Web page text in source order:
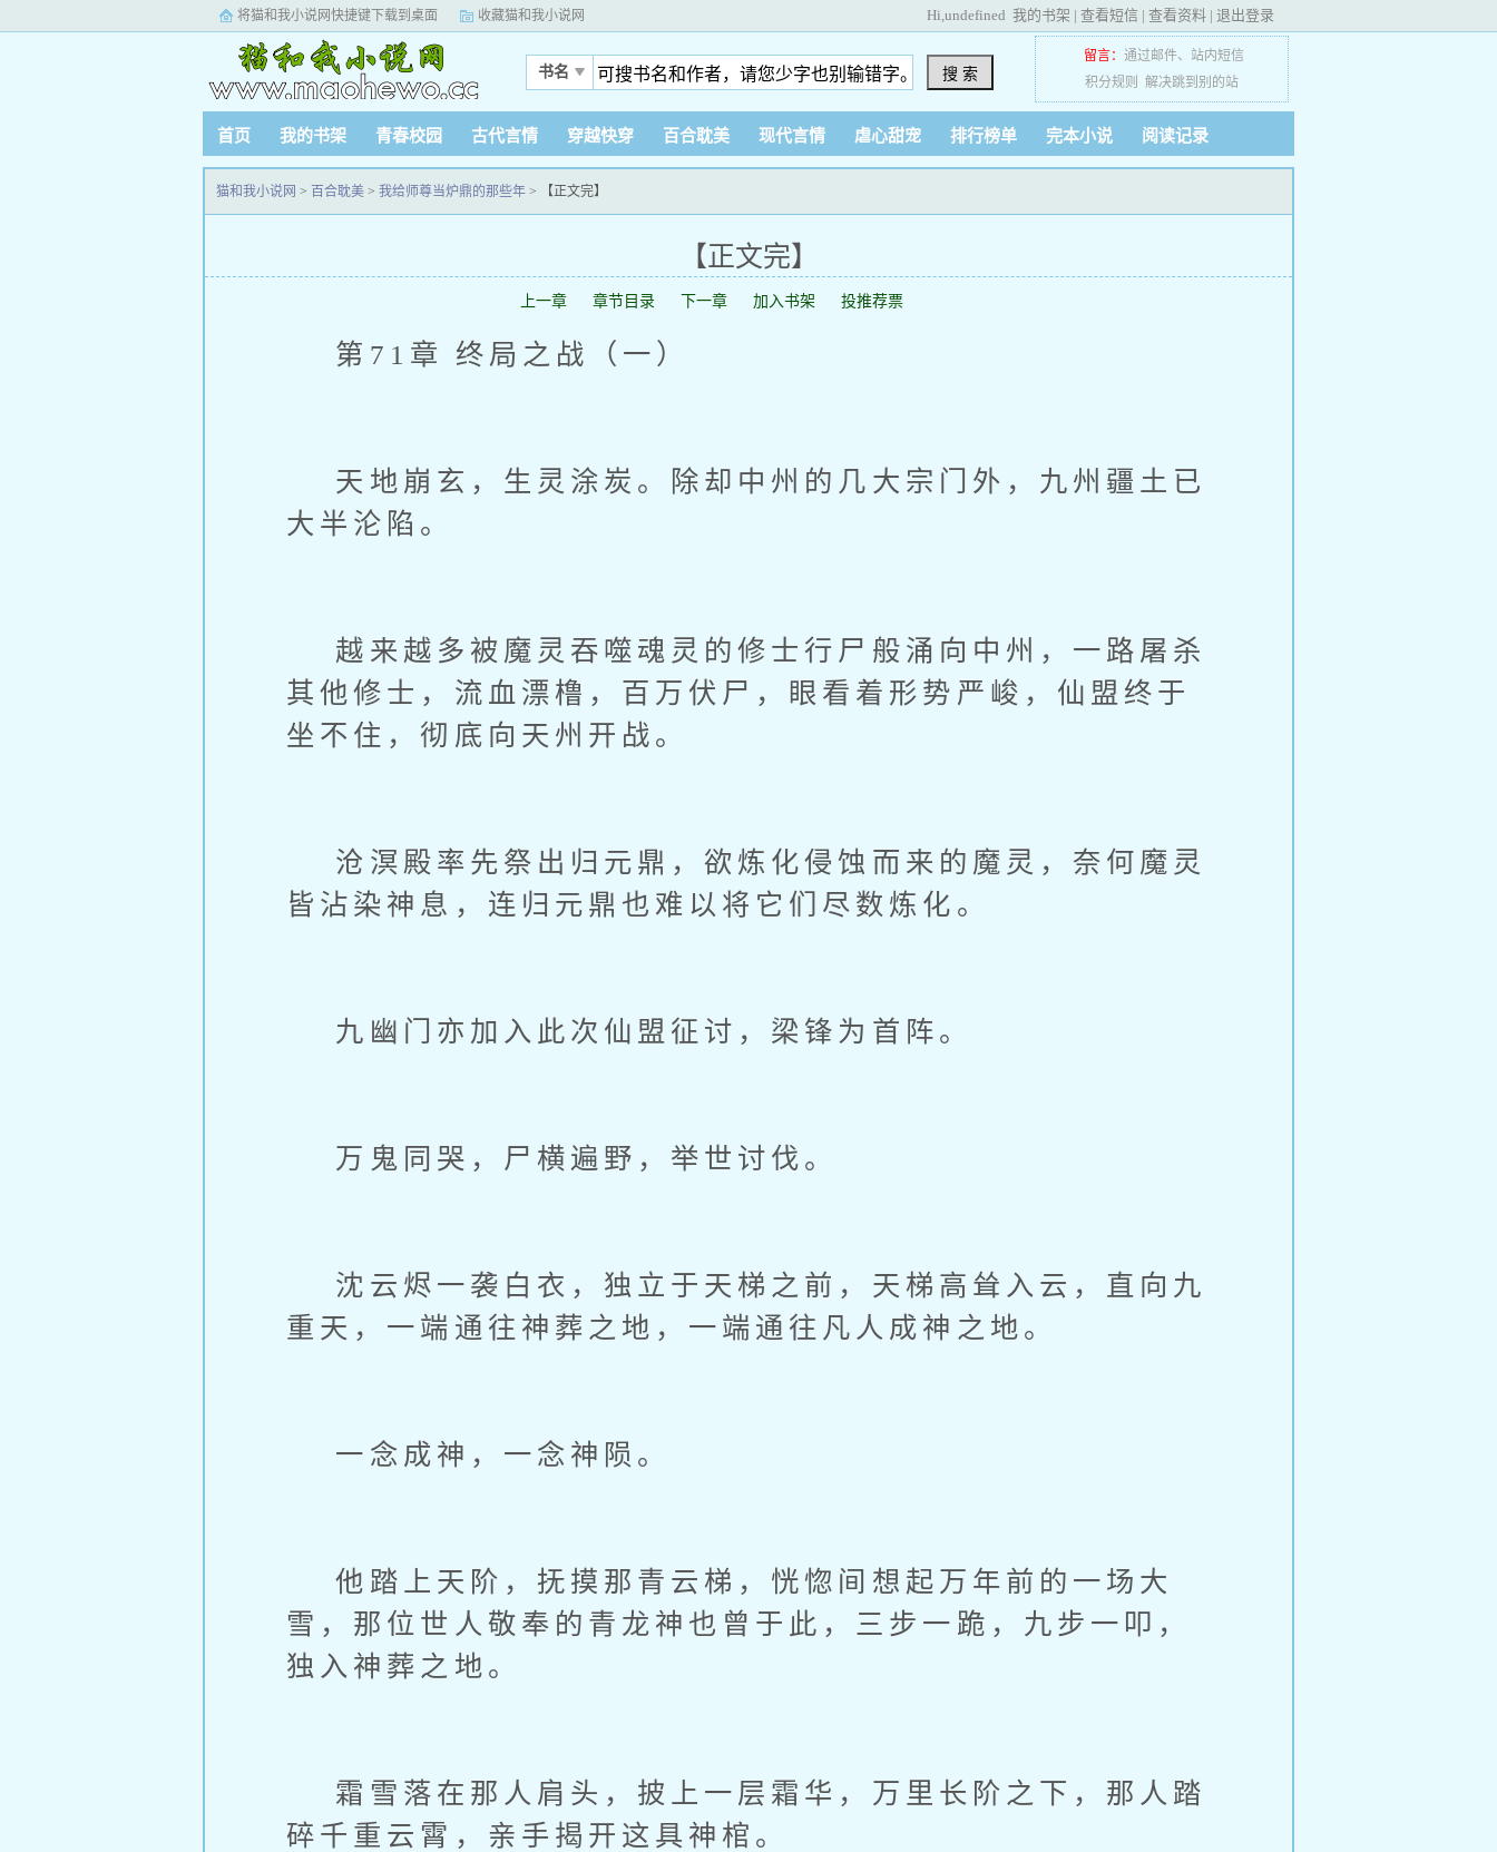
将猫和我小说网快捷键下载到桌面 收藏猫和我小说网 Hi,undefined 我的书架 | 查看短信 | 查看资料 | 退出登录
书名 搜 索
留言： 通过邮件、 站内短信
积分规则
解决跳到别的站
首页 我的书架 青春校园 古代言情 穿越快穿 百合耽美 现代言情 虐心甜宠 排行榜单 完本小说 阅读记录
猫和我小说网 > 百合耽美 > 我给师尊当炉鼎的那些年 > 【正文完】
【正文完】
上一章 章节目录 下一章 加入书架 投推荐票
第71章 终局之战（一）
天地崩玄，生灵涂炭。除却中州的几大宗门外，九州疆土已
大半沦陷。
越来越多被魔灵吞噬魂灵的修士行尸般涌向中州，一路屠杀
其他修士，流血漂橹，百万伏尸，眼看着形势严峻，仙盟终于
坐不住，彻底向天州开战。
沧溟殿率先祭出归元鼎，欲炼化侵蚀而来的魔灵，奈何魔灵
皆沾染神息，连归元鼎也难以将它们尽数炼化。
九幽门亦加入此次仙盟征讨，梁锋为首阵。
万鬼同哭，尸横遍野，举世讨伐。
沈云烬一袭白衣，独立于天梯之前，天梯高耸入云，直向九
重天，一端通往神葬之地，一端通往凡人成神之地。
一念成神，一念神陨。
他踏上天阶，抚摸那青云梯，恍惚间想起万年前的一场大
雪，那位世人敬奉的青龙神也曾于此，三步一跪，九步一叩，
独入神葬之地。
霜雪落在那人肩头，披上一层霜华，万里长阶之下，那人踏
碎千重云霄，亲手揭开这具神棺。